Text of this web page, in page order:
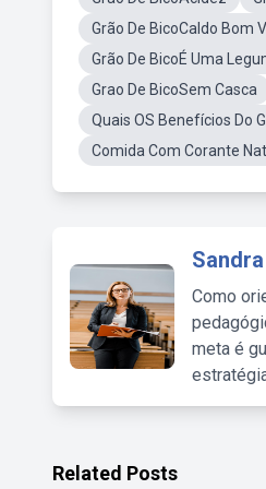
Grão De BicoCaldo Bom
Grão De BicoÉ Uma
Grao De BicoSem Casca
Quais OS Benefícios Do
Comida Com Corante
Sandra
Como
meta é
Related Posts